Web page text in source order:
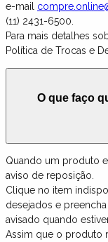
e-mail
(11) 2431-6500.
Para mais detalhes
Política de Trocas e
O que faço
Quando um produto
aviso de reposição.
Clique no item
desejados e
avisado quando
Assim que o produto